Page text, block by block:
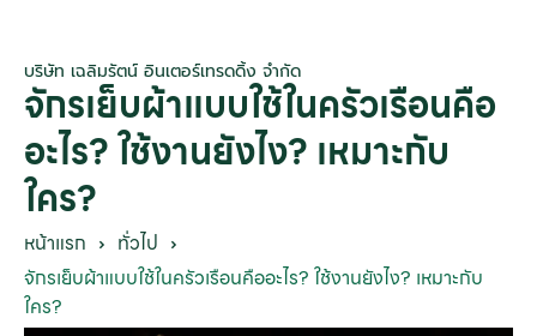
บริษัท เฉลิมรัตน์ อินเตอร์เทรดดิ้ง จำกัด
จักรเย็บผ้าแบบใช้ในครัวเรือนคือ
อะไร? ใช้งานยังไง? เหมาะกับ
ใคร?
หน้าแรก
ทั่วไป
จักรเย็บผ้าแบบใช้ในครัวเรือนคืออะไร? ใช้งานยังไง? เหมาะกับ
ใคร?